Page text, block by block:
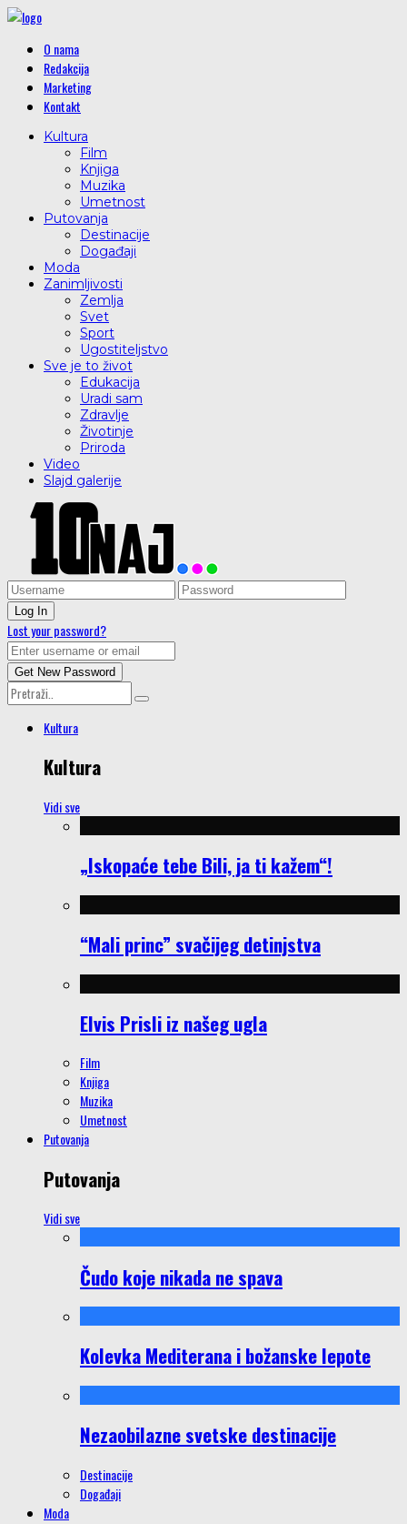
O nama
Redakcija
Marketing
Kontakt
Kultura
Film
Knjiga
Muzika
Umetnost
Putovanja
Destinacije
Događaji
Moda
Zanimljivosti
Zemlja
Svet
Sport
Ugostiteljstvo
Sve je to život
Edukacija
Uradi sam
Zdravlje
Životinje
Priroda
Video
Slajd galerije
Lost your password?
Kultura
Kultura
Vidi sve
„Iskopaće tebe Bili, ja ti kažem“!
“Mali princ” svačijeg detinjstva
Elvis Prisli iz našeg ugla
Film
Knjiga
Muzika
Umetnost
Putovanja
Putovanja
Vidi sve
Čudo koje nikada ne spava
Kolevka Mediterana i božanske lepote
Nezaobilazne svetske destinacije
Destinacije
Događaji
Moda